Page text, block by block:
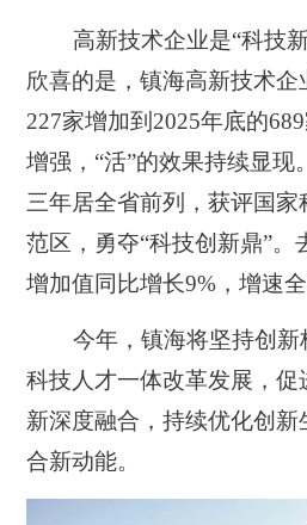
高新技术企业是“科技
欣喜的是，镇海高新技术企
227家增加到2025年底的
增强，“活”的效果持续显现
三年居全省前列，获评国
范区，勇夺“科技创新鼎”。
增加值同比增长9%，增速全
今年，镇海将坚持创
科技人才一体改革发展，促
新深度融合，持续优化创新
合新动能。